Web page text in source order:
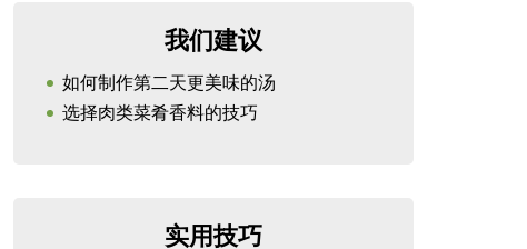
我们建议
如何制作第二天更美味的汤
选择肉类菜肴香料的技巧
实用技巧